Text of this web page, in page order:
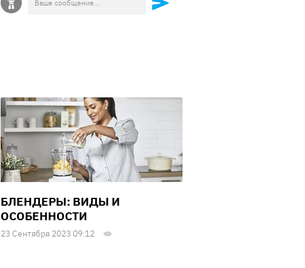
БЛЕНДЕРЫ: ВИДЫ И
ОСОБЕННОСТИ
23 Сентября 2023 09:12